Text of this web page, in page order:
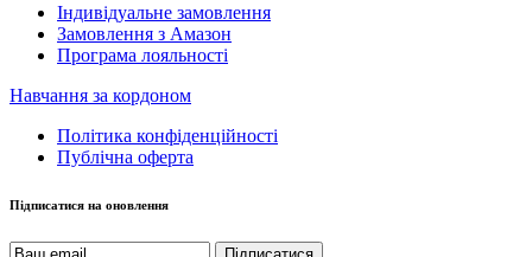
Індивідуальне замовлення
Замовлення з Амазон
Програма лояльності
Навчання за кордоном
Політика конфіденційності
Публічна оферта
Підписатися на оновлення